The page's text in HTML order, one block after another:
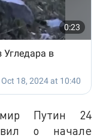
Путин 24
о начале